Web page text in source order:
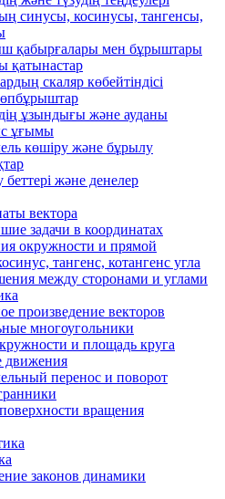
синусы, косинусы, тангенсы,
қабырғалары мен бұрыштары
қатынастар
скаляр көбейтіндісі
ұзындығы және ауданы
ұғымы
көшіру және бұрылу
және денелер
вектора
задачи в координатах
окружности и прямой
тангенс, котангенс угла
между сторонами и углами
произведение векторов
многоугольники
и площадь круга
движения
перенос и поворот
вращения
законов динамики